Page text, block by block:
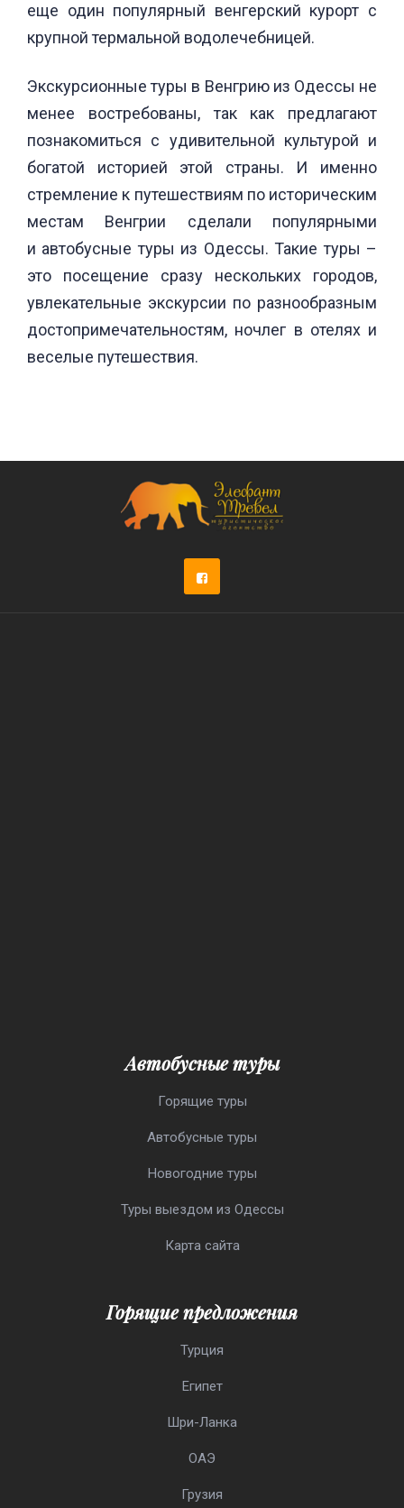
еще один популярный венгерский курорт с
крупной термальной водолечебницей.
Экскурсионные туры в Венгрию из Одессы не
менее востребованы, так как предлагают
познакомиться с удивительной культурой и
богатой историей этой страны. И именно
стремление к путешествиям по историческим
местам Венгрии сделали популярными
и автобусные туры из Одессы. Такие туры –
это посещение сразу нескольких городов,
увлекательные экскурсии по разнообразным
достопримечательностям, ночлег в отелях и
веселые путешествия.
Автобусные туры
Горящие туры
Автобусные туры
Новогодние туры
Туры выездом из Одессы
Карта сайта
Горящие предложения
Турция
Египет
Шри-Ланка
ОАЭ
Грузия